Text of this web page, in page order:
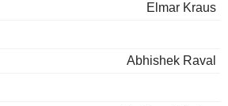
Elmar Kraus
Abhishek Raval